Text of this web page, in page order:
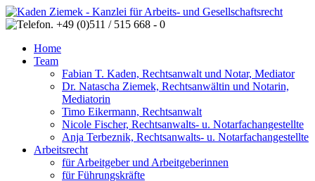
Home
Team
Fabian T. Kaden, Rechtsanwalt und Notar, Mediator
Dr. Natascha Ziemek, Rechtsanwältin und Notarin,
Mediatorin
Timo Eikermann, Rechtsanwalt
Nicole Fischer, Rechtsanwalts- u. Notarfachangestellte
Anja Terbeznik, Rechtsanwalts- u. Notarfachangestellte
Arbeitsrecht
für Arbeitgeber und Arbeitgeberinnen
für Führungskräfte